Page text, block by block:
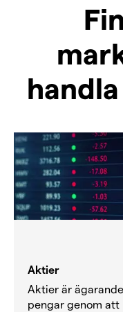
Aktier
Aktier är
pengar genom